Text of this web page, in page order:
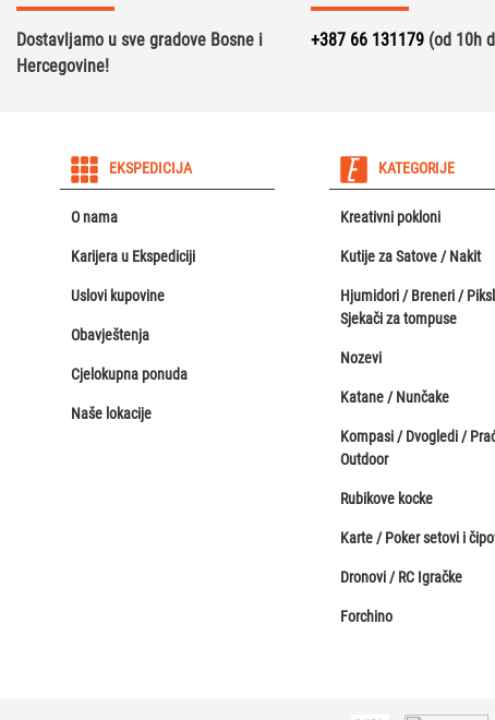
Dostavljamo u sve gradove Bosne i
Hercegovine!
+387 66 131179 (od 10h
EKSPEDICIJA
O nama
Karijera u Ekspediciji
Uslovi kupovine
Obavještenja
Cjelokupna ponuda
Naše lokacije
KATEGORIJE
Kreativni pokloni
Kutije za Satove / Nakit
Hjumidori / Breneri /
Sjekači za tompuse
Nozevi
Katane / Nunčake
Kompasi / Dvogledi /
Outdoor
Rubikove kocke
Karte / Poker setovi i
Dronovi / RC Igračke
Forchino